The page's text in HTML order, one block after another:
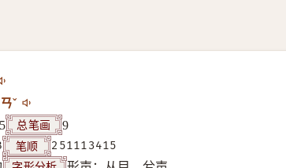
ˇ
5
总笔画
9
笔顺
251113415